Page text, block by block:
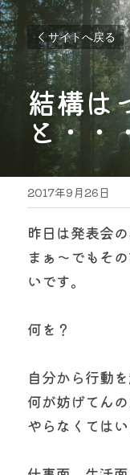
サイトへ戻る
結構は
と・・
2017年9月26日
昨日は発表会
まぁ〜でもそ
いです。
何を？
自分から行動
何が妨げてん
やらなくては